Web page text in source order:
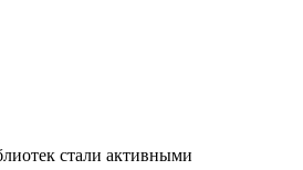
стали активными